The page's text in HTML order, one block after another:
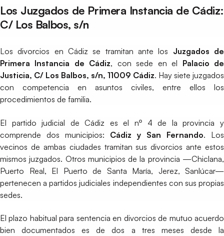
Los Juzgados de Primera Instancia de Cádiz:
C/ Los Balbos, s/n
Los divorcios en Cádiz se tramitan ante los Juzgados de
Primera Instancia de Cádiz, con sede en el Palacio de
Justicia, C/ Los Balbos, s/n, 11009 Cádiz. Hay siete juzgados
con competencia en asuntos civiles, entre ellos los
procedimientos de familia.
El partido judicial de Cádiz es el nº 4 de la provincia y
comprende dos municipios: Cádiz y San Fernando. Los
vecinos de ambas ciudades tramitan sus divorcios ante estos
mismos juzgados. Otros municipios de la provincia —Chiclana,
Puerto Real, El Puerto de Santa María, Jerez, Sanlúcar—
pertenecen a partidos judiciales independientes con sus propias
sedes.
El plazo habitual para sentencia en divorcios de mutuo acuerdo
bien documentados es de dos a tres meses desde la